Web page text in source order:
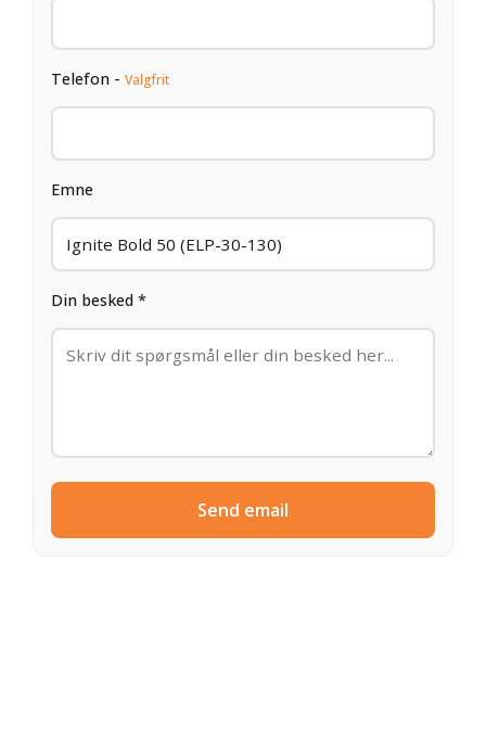
Telefon - Valgfrit
Emne
Din besked *
Send email